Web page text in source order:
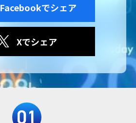
Facebookでシェア
Xでシェア